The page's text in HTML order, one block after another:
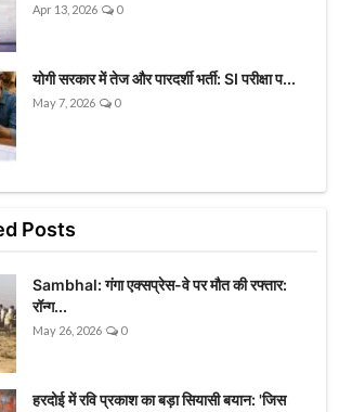
Apr 13, 2026 0
योगी सरकार में तेज और पारदर्शी भर्ती: SI परीक्षा प...
May 7, 2026 0
Posts
Sambhal: गंगा एक्सप्रेस-वे पर मौत की रफ्तार:
रॉन्ग...
May 26, 2026 0
हरदोई में रवि प्रकाश का बड़ा सियासी बयान: 'जिस